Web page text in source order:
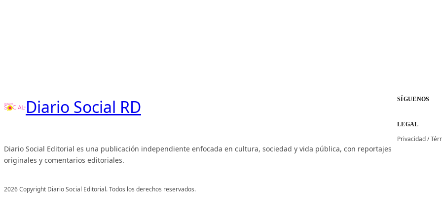
Diario Social RD
Diario Social Editorial es una publicación independiente enfocada en cultura, sociedad y vida pública, con reportajes
originales y comentarios editoriales.
SÍGUENOS
LEGAL
Privacidad/
2026 Copyright Diario Social Editorial. Todos los derechos reservados.